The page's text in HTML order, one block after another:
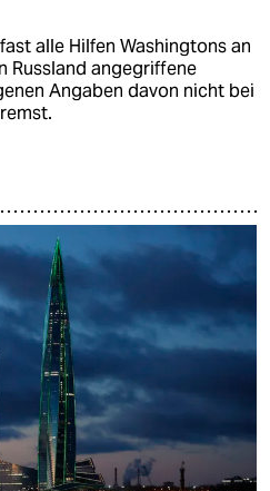
alle Hilfen Washingtons an
Russland angegriffene
Angaben davon nicht bei